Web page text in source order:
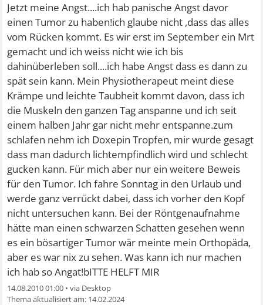
Jetzt meine Angst....ich hab panische Angst davor
einen Tumor zu haben!ich glaube nicht ,dass das alles
vom Rücken kommt. Es wir erst im September ein Mrt
gemacht und ich weiss nicht wie ich bis
dahinüberleben soll....ich habe Angst dass es dann zu
spät sein kann. Mein Physiotherapeut meint diese
Krämpe und leichte Taubheit kommt davon, dass ich
die Muskeln den ganzen Tag anspanne und ich seit
einem halben Jahr gar nicht mehr entspanne.zum
schlafen nehm ich Doxepin Tropfen, mir wurde gesagt
dass man dadurch lichtempfindlich wird und schlecht
gucken kann. Für mich aber nur ein weitere Beweis
für den Tumor. Ich fahre Sonntag in den Urlaub und
werde ganz verrückt dabei, dass ich vorher den Kopf
nicht untersuchen kann. Bei der Röntgenaufnahme
hätte man einen schwarzen Schatten gesehen wenn
es ein bösartiger Tumor wär meinte mein Orthopäda,
aber es war nix zu sehen. Was kann ich nur machen
ich hab so Angat!bITTE HELFT MIR
14.08.2010 01:00 •
14.02.2024